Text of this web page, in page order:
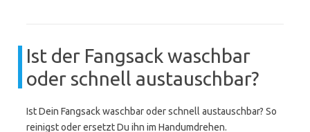
Ist der Fangsack waschbar
oder schnell austauschbar?
Ist Dein Fangsack waschbar oder schnell austauschbar? So
reinigst oder ersetzt Du ihn im Handumdrehen.